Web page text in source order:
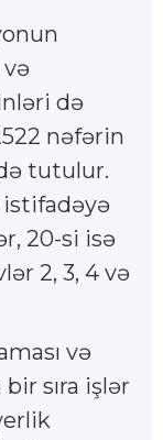
və
də
nəfərin
tutulur.
20-si isə
2, 3, 4 və
və
sıra işlər